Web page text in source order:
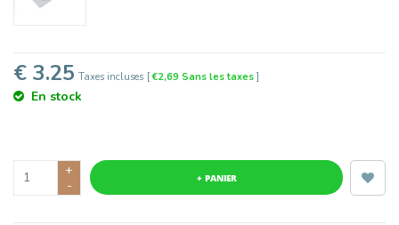
€ 3.25 Taxes incluses [€2,69 Sans les taxes]
En stock
+
-
+ PANIER